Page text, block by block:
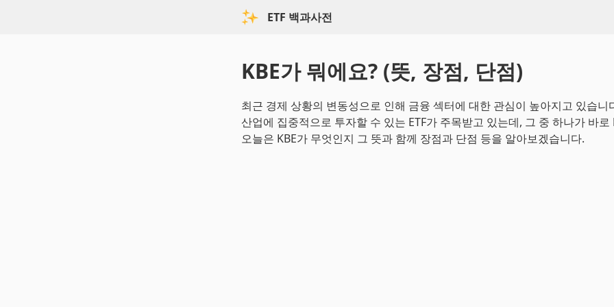
ETF 백과사전
KBE가 뭐에요? (뜻, 장점, 단점)
최근 경제 상황의 변동성으로 인해 금융 섹터에 대한 관심이 높아지고 있습니
산업에 집중적으로 투자할 수 있는 ETF가 주목받고 있는데, 그 중 하나가 바로
오늘은 KBE가 무엇인지 그 뜻과 함께 장점과 단점 등을 알아보겠습니다.